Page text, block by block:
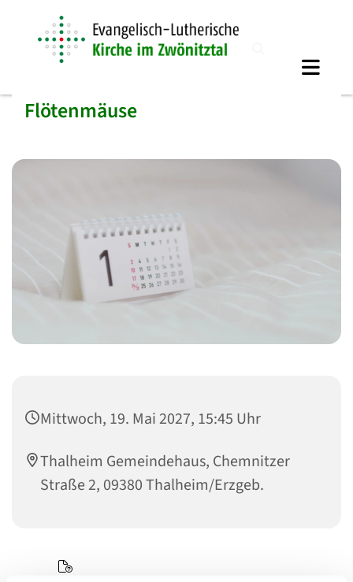
Flötenmäuse
Mittwoch, 19. Mai 2027, 15:45 Uhr
Thalheim Gemeindehaus, Chemnitzer
Straße 2, 09380 Thalheim/Erzgeb.